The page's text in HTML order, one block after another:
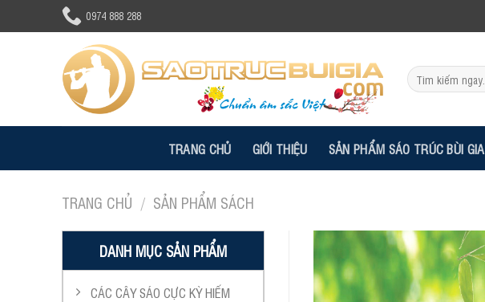
to
0974 888 288
Tìm
kiếm:
TRANG CHỦ GIỚI THIỆU SẢN PHẨM SÁO TRÚC BÙI GIA
TRANG CHỦ / SẢN PHẨM SÁCH
DANH MỤC SẢN PHẨM
CÁC CÂY SÁO CỰC KỲ HIẾM